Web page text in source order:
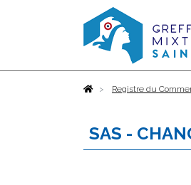
AccueilRegistre du
SAS -